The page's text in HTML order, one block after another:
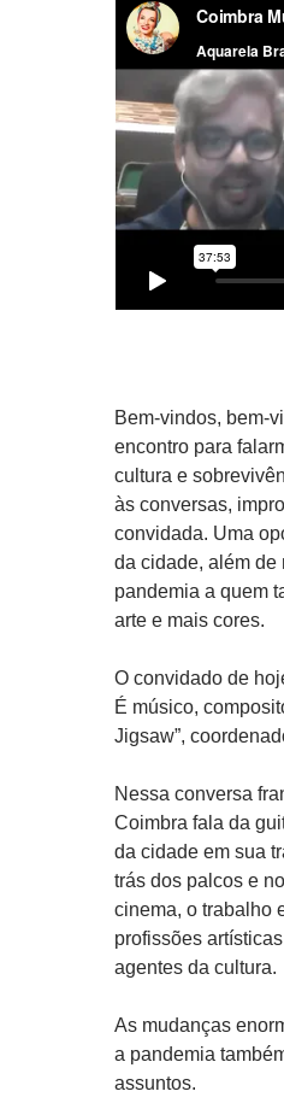
Bem-vindos, bem-
encontro para
cultura e
às conversas,
convidada. Uma
da cidade, além de
pandemia a quem
arte e mais cores.
O convidado de
É músico,
Jigsaw”,
Nessa conversa
Coimbra fala da
da cidade em sua
trás dos palcos e
cinema, o trabalho
profissões
agentes da cultura.
As mudanças
a pandemia
assuntos.